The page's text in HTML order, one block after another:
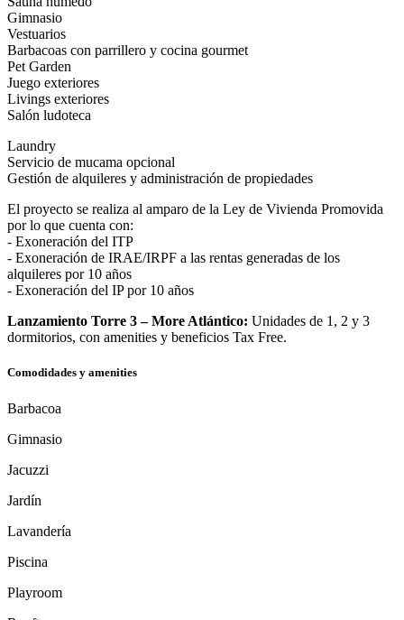
Gimnasio
Vestuarios
Barbacoas con parrillero y cocina gourmet
Pet Garden
Juego exteriores
Livings exteriores
Salón ludoteca
Laundry
Servicio de mucama opcional
Gestión de alquileres y administración de propiedades
El proyecto se realiza al amparo de la Ley de Vivienda Promovida
por lo que cuenta con:
- Exoneración del ITP
- Exoneración de IRAE/IRPF a las rentas generadas de los
alquileres por 10 años
- Exoneración del IP por 10 años
Lanzamiento Torre 3 – More Atlántico: Unidades de 1, 2 y 3
dormitorios, con amenities y beneficios Tax Free.
Comodidades y amenities
Barbacoa
Gimnasio
Jacuzzi
Jardín
Lavandería
Piscina
Playroom